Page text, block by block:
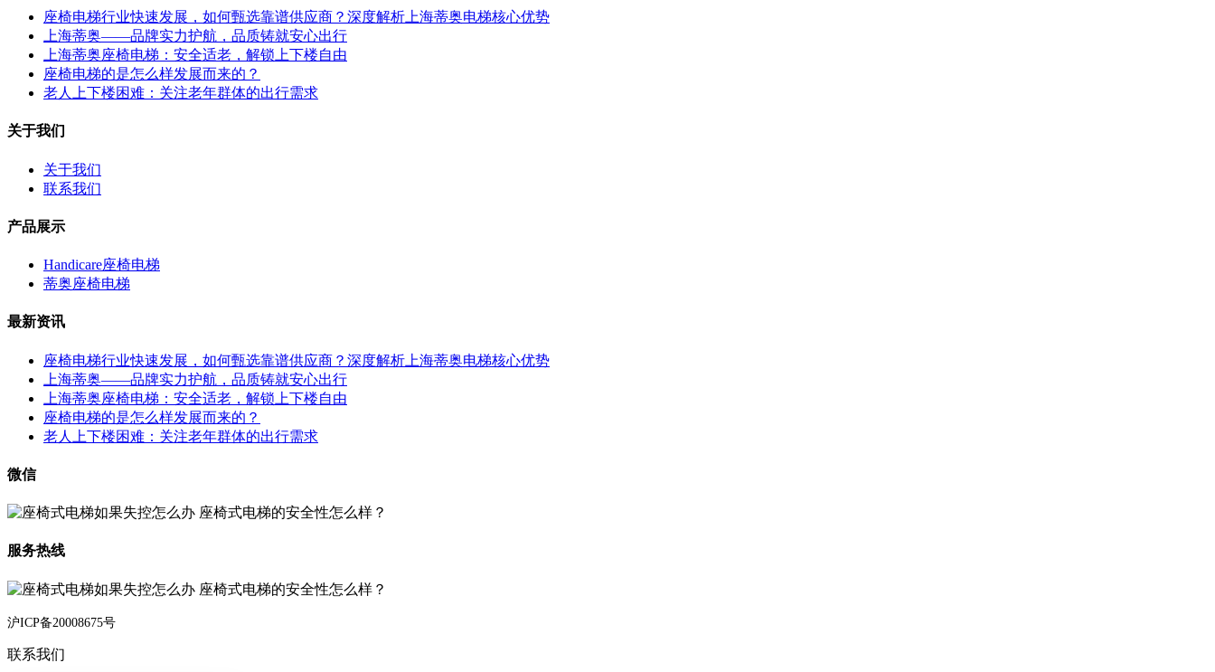
座椅电梯行业快速发展，如何甄选靠谱供应商？深度解析上海蒂奥电梯核心优势
上海蒂奥——品牌实力护航，品质铸就安心出行
上海蒂奥座椅电梯：安全适老，解锁上下楼自由
座椅电梯的是怎么样发展而来的？
老人上下楼困难：关注老年群体的出行需求
关于我们
关于我们
联系我们
产品展示
Handicare座椅电梯
蒂奥座椅电梯
最新资讯
座椅电梯行业快速发展，如何甄选靠谱供应商？深度解析上海蒂奥电梯核心优势
上海蒂奥——品牌实力护航，品质铸就安心出行
上海蒂奥座椅电梯：安全适老，解锁上下楼自由
座椅电梯的是怎么样发展而来的？
老人上下楼困难：关注老年群体的出行需求
微信
服务热线
沪ICP备20008675号
联系我们